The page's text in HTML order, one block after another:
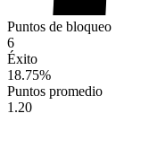
Puntos de bloqueo
6
Éxito
18.75%
Puntos promedio
1.20